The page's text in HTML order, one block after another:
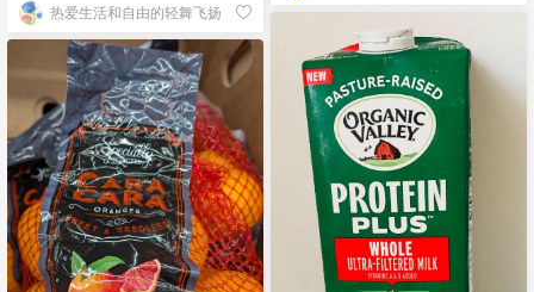
热爱生活和自由的轻舞飞扬